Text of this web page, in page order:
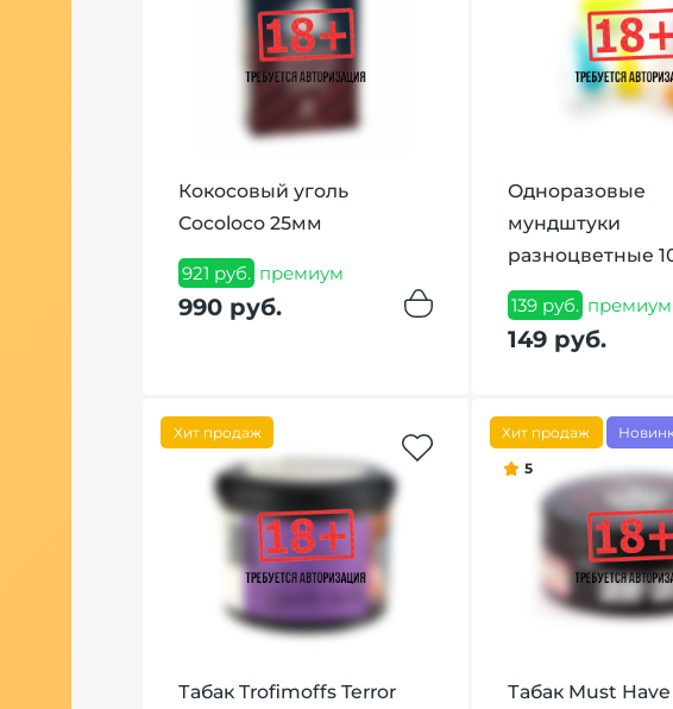
Кокосовый уголь
Cocoloco 25мм
921 руб. премиум
990 руб.
Одноразовые
мундштуки
разноцветные
139 руб. премиум
149 руб.
Хит продаж
Табак Trofimoffs Terror
Хит продаж
5
Табак Must